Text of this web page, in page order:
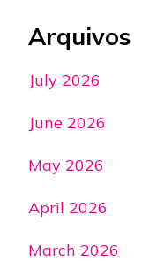
Arquivos
July 2026
June 2026
May 2026
April 2026
March 2026